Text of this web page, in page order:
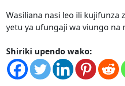
Wasiliana nasi leo ili kujifunza
yetu ya ufungaji wa viungo na
Shiriki upendo wako: